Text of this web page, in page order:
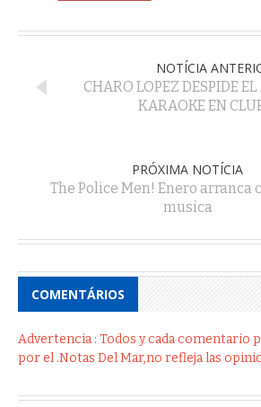
NOTÍCIA
CHARO LOPEZ DESPIDE
KARAOKE EN
PRÓXIMA NOTÍCIA
The Police Men! Enero arranca
musica
COMENTÁRIOS
Advertencia : Todos y cada comentario
por el .Notas Del Mar,no refleja las